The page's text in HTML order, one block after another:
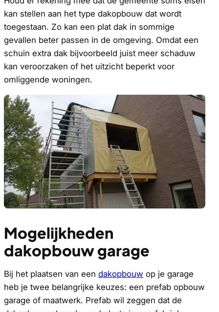
kan stellen aan het type dakopbouw dat wordt
toegestaan. Zo kan een plat dak in sommige
gevallen beter passen in de omgeving. Omdat een
schuin extra dak bijvoorbeeld juist meer schaduw
kan veroorzaken of het uitzicht beperkt voor
omliggende woningen.
Mogelijkheden
dakopbouw garage
Bij het plaatsen van een dakopbouw op je garage
heb je twee belangrijke keuzes: een prefab opbouw
garage of maatwerk. Prefab wil zeggen dat de